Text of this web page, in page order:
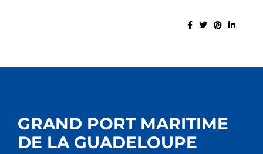
GRAND PORT MARITIME
DE LA GUADELOUPE